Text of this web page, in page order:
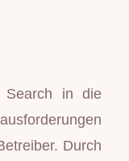
Search in die
Durch